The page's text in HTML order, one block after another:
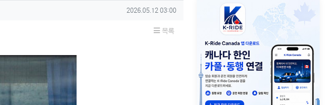
작성일
2026.05.12 03:00
목록